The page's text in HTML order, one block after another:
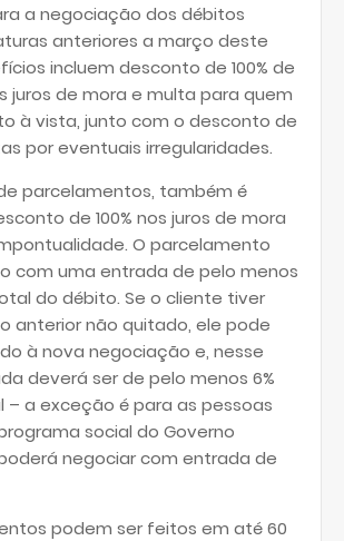
a negociação dos débitos
anteriores a março deste
incluem desconto de 100% de
juros de mora e multa para quem
à vista, junto com o desconto de
por eventuais irregularidades.
parcelamentos, também é
de 100% nos juros de mora
O parcelamento
com uma entrada de pelo menos
do débito. Se o cliente tiver
anterior não quitado, ele pode
à nova negociação e, nesse
deverá ser de pelo menos 6%
a exceção é para as pessoas
social do Governo
negociar com entrada de
podem ser feitos em até 60